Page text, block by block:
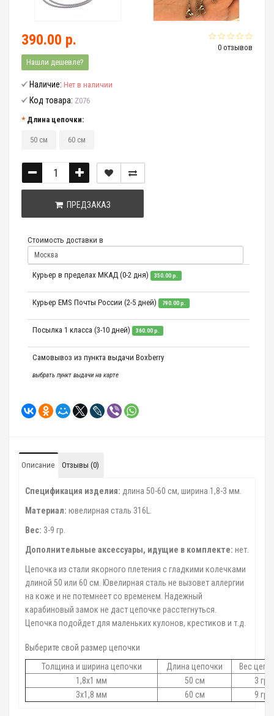
0 отзывов
390.00 р.
Нашли дешевле?
Наличие: Нет в наличии
Код товара: Z076
Длина цепочки:
50 см 60 см
ПРЕДЗАКАЗ
Стоимость доставки в
Курьер в пределах МКАД (0-2 дня) 350.00 р.
Курьер EMS Почты России (2-5 дней) 790.00 р.
Посылка 1 класса (3-10 дней) 360.00 р.
Самовывоз из пункта выдачи Boxberry
выбрать пункт выдачи на карте
Описание Отзывы (0)
Спецификация изделия: длина 50-60 см, ширина 1,8-3 мм.
Материал: ювелирная сталь 316L.
Вес: 3-9 гр.
Дополнительные аксессуары, идущие в комплекте: нет.
Цепочка из стали якорного плетения с гладкими колечками
длиной 50 или 60 см. Ювелирная сталь не вызовет аллергии
на коже и не потемнеет со временем. Надежный
карабиновый замок не даст цепочке расстегнуться.
Цепочка подойдет для маленьких кулонов, крестиков и т.д.
Выберите свой размер цепочки
Толщина и ширина цепочки
Длина цепочки
Вес
1,8х1 мм
50 см
3 гр.
3х1,8 мм
60 см 9 гр.